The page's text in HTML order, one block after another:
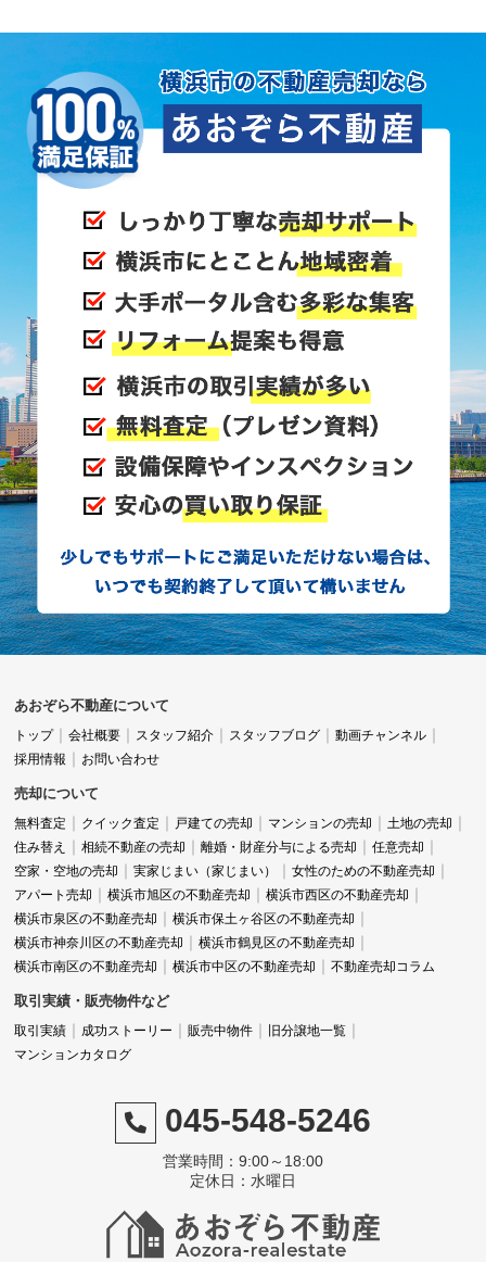
あおぞら不動産について
トップ 会社概要 スタッフ紹介 スタッフブログ
動画チャンネル
採用情報
お問い合わせ
売却について
無料査定 クイック査定 戸建ての売却 マンションの売却
土地の売却
住み替え
相続不動産の売却 離婚・財産分与による売却
任意売却
空家・空地の売却
実家じまい（家じまい）
女性のための不動産売却
アパート売却
横浜市旭区の不動産売却
横浜市西区の不動産売却
横浜市泉区の不動産売却
横浜市保土ヶ谷区の不動産売却
横浜市神奈川区の不動産売却
横浜市鶴見区の不動産売却
横浜市南区の不動産売却
横浜市中区の不動産売却 不動産売却コラム
取引実績・販売物件など
取引実績 成功ストーリー 販売中物件
旧分譲地一覧
マンションカタログ
045-548-5246
営業時間：9:00～18:00
定休日：水曜日